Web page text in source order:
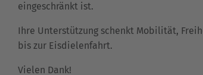
eingeschränkt ist.
Ihre Unterstützung schenkt Mobilität,
bis zur Eisdielenfahrt.
Vielen Dank!